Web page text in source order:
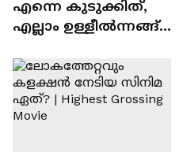
എന്നെ കുടുക്കിത്,
എല്ലാം ഉള്ളീൽന്നങ്ങ്
സിനിമയിലെ
'അമ്മമ്മ' ഡോളി
ജൂൺ | Balan